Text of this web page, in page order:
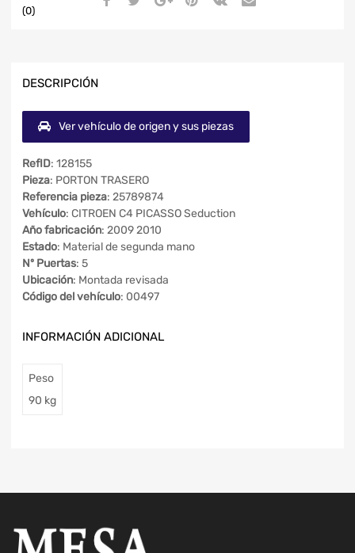
(0)
DESCRIPCIÓN
Ver vehículo de origen y sus piezas
RefID: 128155
Pieza: PORTON TRASERO
Referencia pieza: 25789874
Vehículo: CITROEN C4 PICASSO Seduction
Año fabricación: 2009 2010
Estado: Material de segunda mano
Nº Puertas: 5
Ubicación: Montada revisada
Código del vehículo: 00497
INFORMACIÓN ADICIONAL
Peso
90 kg